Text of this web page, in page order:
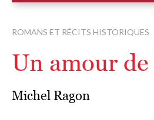
ROMANS ET RÉCITS HISTORIQUES
Un amour de
Michel Ragon